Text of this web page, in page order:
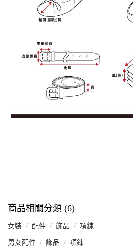
商品相關分類 (6)
女裝 配件 飾品 項鍊
男女配件 飾品 項鍊